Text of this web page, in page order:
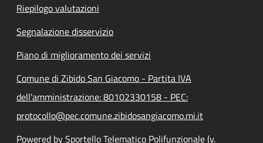
Riepilogo valutazioni
Segnalazione disservizio
Piano di miglioramento dei servizi
Comune di Zibido San Giacomo - Partita IVA
dell'amministrazione: 80102330158 - PEC:
protocollo@pec.comune.zibidosangiacomo.mi.it
Powered by Sportello Telematico Polifunzionale (v.